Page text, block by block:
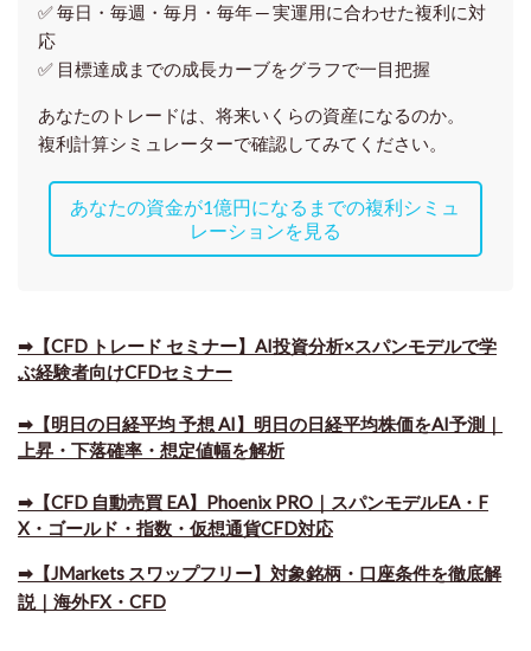
✅ 毎日・毎週・毎月・毎年 ─ 実運用に合わせた複利に対
応
✅ 目標達成までの成長カーブをグラフで一目把握
あなたのトレードは、将来いくらの資産になるのか。
複利計算シミュレーターで確認してみてください。
あなたの資金が1億円になるまでの複利シミュ
レーションを見る
➡【CFD トレード セミナー】AI投資分析×スパンモデルで学
ぶ経験者向けCFDセミナー
➡【明日の日経平均 予想 AI】明日の日経平均株価をAI予測｜
上昇・下落確率・想定値幅を解析
➡​【CFD 自動売買 EA】Phoenix PRO｜スパンモデルEA・F
X・ゴールド・指数・仮想通貨CFD対応
➡​【JMarkets スワップフリー】対象銘柄・口座条件を徹底解
説｜海外FX・CFD